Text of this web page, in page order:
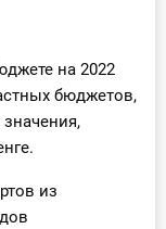
на 2022
бюджетов,
из